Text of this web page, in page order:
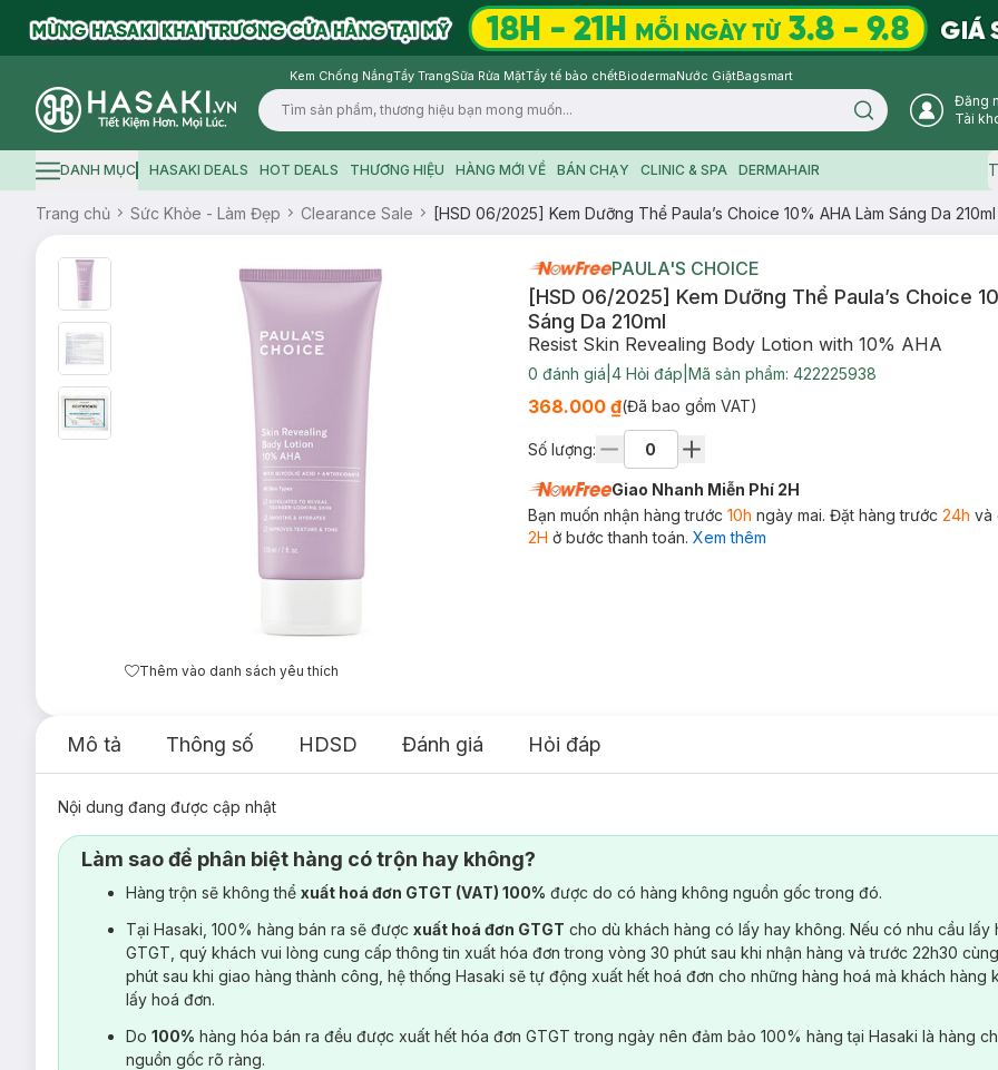
Kem Chống NắngTẩy TrangSữa Rửa MặtTẩy tế bào chếtBiodermaNước GiặtBagsmart
Logo
Search icon
Đăng
Tài
Hamburger icon
DANH MỤC HASAKI DEALS HOT DEALS THƯƠNG HIỆU HÀNG MỚI VỀ BÁN CHẠY CLINIC & SPA DERMAHAIR
Trang chủ Sức Khỏe - Làm Đẹp Clearance Sale [HSD 06/2025] Kem Dưỡng Thể Paula’s Choice 10% AHA Làm Sáng Da 210ml
Thêm vào danh sách yêu thích
PAULA'S CHOICE
[HSD 06/2025] Kem Dưỡng Thể Paula’s Choice
Sáng Da 210ml
Resist Skin Revealing Body Lotion with 10% AHA
0 đánh giá 4Hỏi đáp Mã sản phẩm: 422225938
368.000 ₫(Đã bao gồm VAT)
Số lượng:
Giao Nhanh Miễn Phí 2H
Bạn muốn nhận hàng trước 10h ngày mai. Đặt hàng trước 24h và
2H ở bước thanh toán. Xem thêm
Mô tả Thông số HDSD Đánh giá Hỏi đáp
Nội dung đang được cập nhật
Làm sao để phân biệt hàng có trộn hay không?
Hàng trộn sẽ không thể xuất hoá đơn GTGT (VAT) 100% được do có hàng không nguồn gốc trong đó.
Tại Hasaki, 100% hàng bán ra sẽ được xuất hoá đơn GTGT cho dù khách hàng có lấy hay không. Nếu có nhu cầu lấy
GTGT, quý khách vui lòng cung cấp thông tin xuất hóa đơn trong vòng 30 phút sau khi nhận hàng và trước 22h30
phút sau khi giao hàng thành công, hệ thống Hasaki sẽ tự động xuất hết hoá đơn cho những hàng hoá mà khách hàng
lấy hoá đơn.
Do 100% hàng hóa bán ra đều được xuất hết hóa đơn GTGT trong ngày nên đảm bảo 100% hàng tại Hasaki là hàng
nguồn gốc rõ ràng.